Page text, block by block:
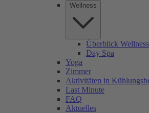
Wellness
Überblick Wellness
Day Spa
Yoga
Zimmer
Aktivitäten in
Last Minute
FAQ
Aktuelles